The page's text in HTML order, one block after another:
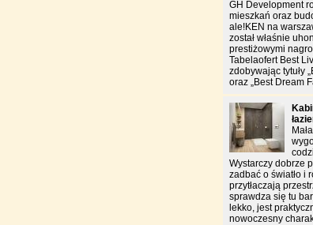
GH Development
mieszkań oraz
ale!KEN na
został właśnie
prestiżowymi
Tabelaofert Best
zdobywając tytuły
oraz „Best Dream
Wystarczy dobrze
zadbać o światło i
przytłaczają
sprawdza się tu
lekko, jest
nowoczesny